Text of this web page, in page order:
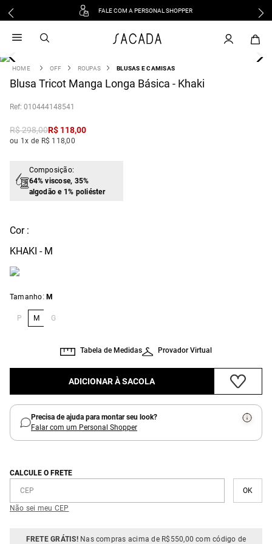
FALE COM A PERSONAL SHOPPER
OFF ROUPAS BLUSAS E CAMISAS
Blusa Tricot Manga Longa Básica - Khaki
: 010444148541
R$298,00R$ 118,00
ou 1x de R$ 118,00
Composição:
64% viscose, 35%
algodão e 1% poliéster
Cor :
KHAKI - M
Tamanho: M
P M G
Provador Virtual
Tabela de Medidas
ADICIONAR À SACOLA
Precisa de ajuda para montar seu look?
Falar com um Personal Shopper
CALCULE O FRETE
Não sei meu CEP
FRETE GRÁTIS!Nas compras acima de R$550,00 com código de
vestido
3 º blusa
º tricot
º macacão
jeans
º camisa